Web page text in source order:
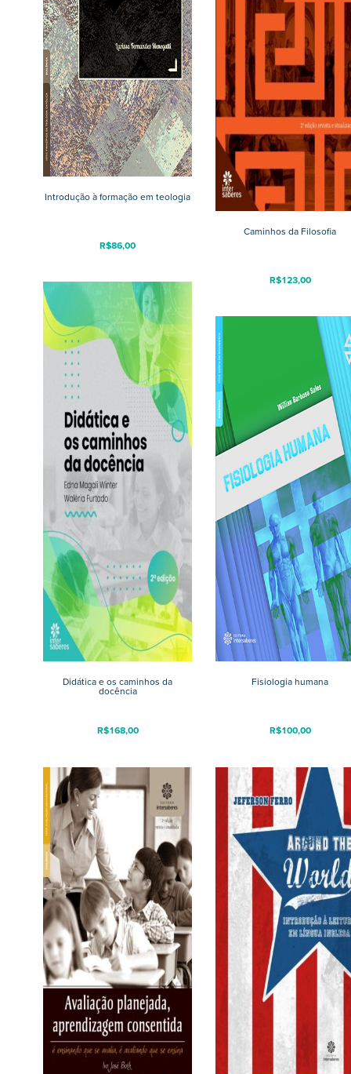
Introdução à formação em teologia
R$86,00
Caminhos da Filosofia
R$123,00
Didática e os caminhos da
docência
R$168,00
Fisiologia humana
R$100,00